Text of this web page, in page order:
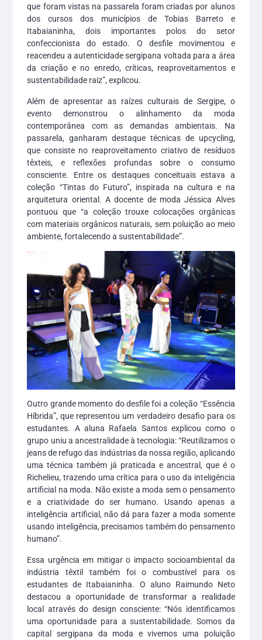
que foram vistas na passarela foram criadas por alunos
dos cursos dos municípios de Tobias Barreto e
Itabaianinha, dois importantes polos do setor
confeccionista do estado. O desfile movimentou e
reacendeu a autenticidade sergipana voltada para a área
da criação e no enredo, críticas, reaproveitamentos e
sustentabilidade raiz”, explicou.
Além de apresentar as raízes culturais de Sergipe, o
evento demonstrou o alinhamento da moda
contemporânea com as demandas ambientais. Na
passarela, ganharam destaque técnicas de upcycling,
que consiste no reaproveitamento criativo de resíduos
têxteis, e reflexões profundas sobre o consumo
consciente. Entre os destaques conceituais estava a
coleção “Tintas do Futuro”, inspirada na cultura e na
arquitetura oriental. A docente de moda Jéssica Alves
pontuou que “a coleção trouxe colocações orgânicas
com materiais orgânicos naturais, sem poluição ao meio
ambiente, fortalecendo a sustentabilidade”.
Outro grande momento do desfile foi a coleção “Essência
Híbrida”, que representou um verdadeiro desafio para os
estudantes. A aluna Rafaela Santos explicou como o
grupo uniu a ancestralidade à tecnologia: “Reutilizamos o
jeans de refugo das indústrias da nossa região, aplicando
uma técnica também já praticada e ancestral, que é o
Richelieu, trazendo uma crítica para o uso da inteligência
artificial na moda. Não existe a moda sem o pensamento
e a criatividade do ser humano. Usando apenas a
inteligência artificial, não dá para fazer a moda somente
usando inteligência, precisamos também do pensamento
humano”.
Essa urgência em mitigar o impacto socioambiental da
indústria têxtil também foi o combustível para os
estudantes de Itabaianinha. O aluno Raimundo Neto
destacou a oportunidade de transformar a realidade
local através do design consciente: “Nós identificamos
uma oportunidade para a sustentabilidade. Somos da
capital sergipana da moda e vivemos uma poluição